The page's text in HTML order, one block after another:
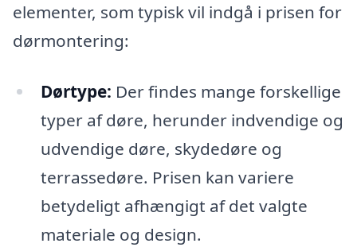
elementer, som typisk vil indgå i prisen for
dørmontering:
Dørtype: Der findes mange forskellige
typer af døre, herunder indvendige og
udvendige døre, skydedøre og
terrassedøre. Prisen kan variere
betydeligt afhængigt af det valgte
materiale og design.